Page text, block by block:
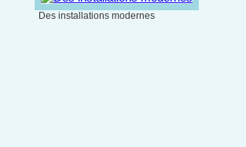
Des installations modernes